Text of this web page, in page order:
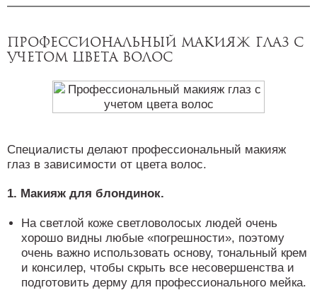
Профессиональный макияж глаз с
учетом цвета волос
Специалисты делают профессиональный макияж
глаз в зависимости от цвета волос.
1. Макияж для блондинок.
На светлой коже светловолосых людей очень
хорошо видны любые «погрешности», поэтому
очень важно использовать основу, тональный крем
и консилер, чтобы скрыть все несовершенства и
подготовить дерму для профессионального мейка.